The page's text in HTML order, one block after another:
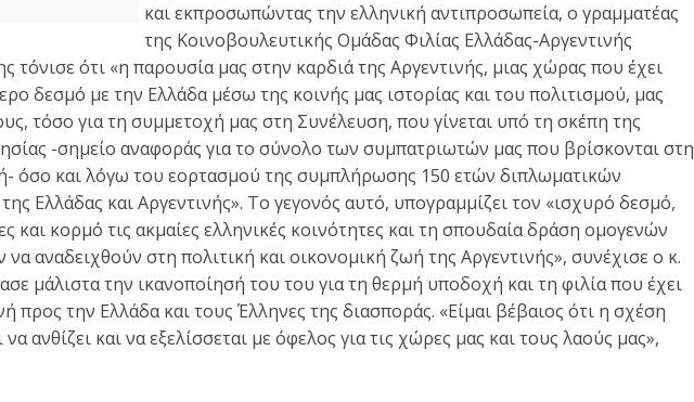
και εκπροσωπώντας την ελληνική αντιπροσωπεία, ο γραμματέας
της Κοινοβουλευτικής Ομάδας Φιλίας Ελλάδας-Αργεντινής
τόνισε ότι «η παρουσία μας στην καρδιά της Αργεντινής, μιας χώρας που έχει
δεσμό με την Ελλάδα μέσω της κοινής μας ιστορίας και του πολιτισμού, μας
τόσο για τη συμμετοχή μας στη Συνέλευση, που γίνεται υπό τη σκέπη της
-σημείο αναφοράς για το σύνολο των συμπατριωτών μας που βρίσκονται στη
όσο και λόγω του εορτασμού της συμπλήρωσης 150 ετών διπλωματικών
Ελλάδας και Αργεντινής». Το γεγονός αυτό, υπογραμμίζει τον «ισχυρό δεσμό,
και κορμό τις ακμαίες ελληνικές κοινότητες και τη σπουδαία δράση ομογενών
αναδειχθούν στη πολιτική και οικονομική ζωή της Αργεντινής», συνέχισε ο κ.
μάλιστα την ικανοποίησή του του για τη θερμή υποδοχή και τη φιλία που έχει
προς την Ελλάδα και τους Έλληνες της διασποράς. «Είμαι βέβαιος ότι η σχέση
ανθίζει και να εξελίσσεται με όφελος για τις χώρες μας και τους λαούς μας»,